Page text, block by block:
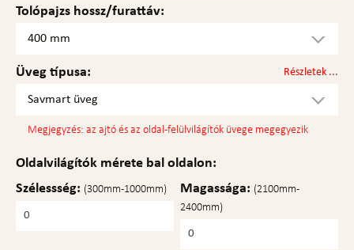
Tolópajzs hossz/furattáv:
400 mm
Üveg típusa:
Savmart üveg
Megjegyzés: az ajtó és az oldal-felülvilágítók üvege megegyezik
Részletek ...
Oldalvilágítók mérete bal oldalon:
Szélessség: (300mm-1000mm) Magassága: (2100mm-
2400mm)